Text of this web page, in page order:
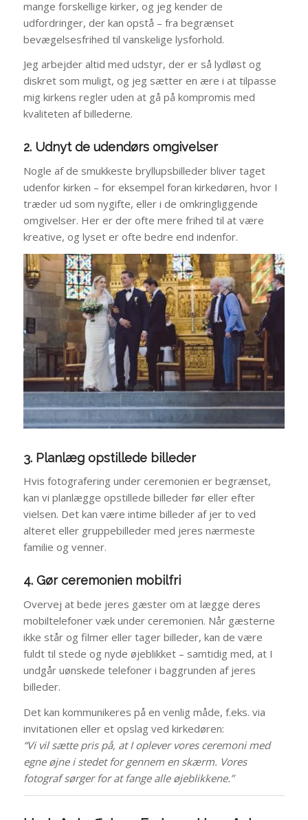
mange forskellige kirker, og jeg kender de
udfordringer, der kan opstå – fra begrænset
bevægelsesfrihed til vanskelige lysforhold.
Jeg arbejder altid med udstyr, der er så lydløst og
diskret som muligt, og jeg sætter en ære i at tilpasse
mig kirkens regler uden at gå på kompromis med
kvaliteten af billederne.
2. Udnyt de udendørs omgivelser
Nogle af de smukkeste bryllupsbilleder bliver taget
udenfor kirken – for eksempel foran kirkedøren, hvor I
træder ud som nygifte, eller i de omkringliggende
omgivelser. Her er der ofte mere frihed til at være
kreative, og lyset er ofte bedre end indenfor.
3. Planlæg opstillede billeder
Hvis fotografering under ceremonien er begrænset,
kan vi planlægge opstillede billeder før eller efter
vielsen. Det kan være intime billeder af jer to ved
alteret eller gruppebilleder med jeres nærmeste
familie og venner.
4. Gør ceremonien mobilfri
Overvej at bede jeres gæster om at lægge deres
mobiltelefoner væk under ceremonien. Når gæsterne
ikke står og filmer eller tager billeder, kan de være
fuldt til stede og nyde øjeblikket – samtidig med, at I
undgår uønskede telefoner i baggrunden af jeres
billeder.
Det kan kommunikeres på en venlig måde, f.eks. via
invitationen eller et opslag ved kirkedøren:
“Vi vil sætte pris på, at I oplever vores ceremoni med
egne øjne i stedet for gennem en skærm. Vores
fotograf sørger for at fange alle øjeblikkene.”